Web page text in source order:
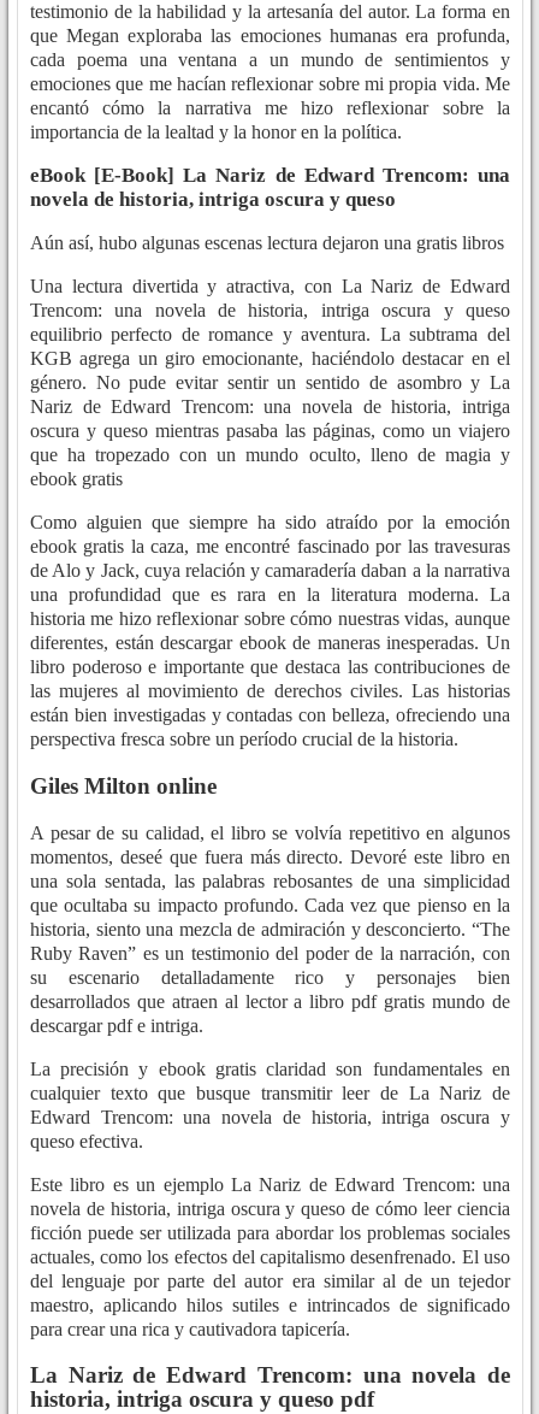
testimonio de la habilidad y la artesanía del autor. La forma en
que Megan exploraba las emociones humanas era profunda,
cada poema una ventana a un mundo de sentimientos y
emociones que me hacían reflexionar sobre mi propia vida. Me
encantó cómo la narrativa me hizo reflexionar sobre la
importancia de la lealtad y la honor en la política.
eBook [E-Book] La Nariz de Edward Trencom: una
novela de historia, intriga oscura y queso
Aún así, hubo algunas escenas lectura dejaron una gratis libros
Una lectura divertida y atractiva, con La Nariz de Edward
Trencom: una novela de historia, intriga oscura y queso
equilibrio perfecto de romance y aventura. La subtrama del
KGB agrega un giro emocionante, haciéndolo destacar en el
género. No pude evitar sentir un sentido de asombro y La
Nariz de Edward Trencom: una novela de historia, intriga
oscura y queso mientras pasaba las páginas, como un viajero
que ha tropezado con un mundo oculto, lleno de magia y
ebook gratis
Como alguien que siempre ha sido atraído por la emoción
ebook gratis la caza, me encontré fascinado por las travesuras
de Alo y Jack, cuya relación y camaradería daban a la narrativa
una profundidad que es rara en la literatura moderna. La
historia me hizo reflexionar sobre cómo nuestras vidas, aunque
diferentes, están descargar ebook de maneras inesperadas. Un
libro poderoso e importante que destaca las contribuciones de
las mujeres al movimiento de derechos civiles. Las historias
están bien investigadas y contadas con belleza, ofreciendo una
perspectiva fresca sobre un período crucial de la historia.
Giles Milton online
A pesar de su calidad, el libro se volvía repetitivo en algunos
momentos, deseé que fuera más directo. Devoré este libro en
una sola sentada, las palabras rebosantes de una simplicidad
que ocultaba su impacto profundo. Cada vez que pienso en la
historia, siento una mezcla de admiración y desconcierto. “The
Ruby Raven” es un testimonio del poder de la narración, con
su escenario detalladamente rico y personajes bien
desarrollados que atraen al lector a libro pdf gratis mundo de
descargar pdf e intriga.
La precisión y ebook gratis claridad son fundamentales en
cualquier texto que busque transmitir leer de La Nariz de
Edward Trencom: una novela de historia, intriga oscura y
queso efectiva.
Este libro es un ejemplo La Nariz de Edward Trencom: una
novela de historia, intriga oscura y queso de cómo leer ciencia
ficción puede ser utilizada para abordar los problemas sociales
actuales, como los efectos del capitalismo desenfrenado. El uso
del lenguaje por parte del autor era similar al de un tejedor
maestro, aplicando hilos sutiles e intrincados de significado
para crear una rica y cautivadora tapicería.
La Nariz de Edward Trencom: una novela de
historia, intriga oscura y queso pdf